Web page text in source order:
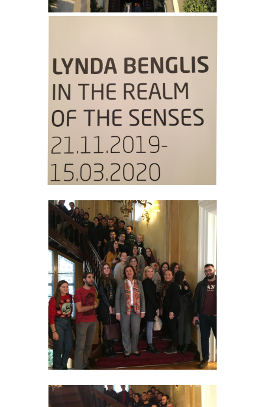
ΠΡΟΟΠΤΙΚΕΣ ΑΠΑΣΧΟΛΗΣΗΣ
ΚΑΙΝΟΤΟΜΕΣ ΔΡΑΣΕΙΣ
ΕΚΠΑΙΔΕΥΟΝΤΑΣ ΕΚΠΑΙΔΕΥΤΙΚΟΥΣ ΜΕΣΑ
ΑΠΟ ΤΗΝ ΤΕΧΝΗ - TEPART AUEB
ΨΗΦΙΑΚΟΣ ΧΩΡΟΣ ΤΕΧΝΗΣ - TEPART AUEB
ΕΚΠΑΙΔΕΥΣΗ, ΕΠΙΧΕΙΡΗΜΑΤΙΚΟΤΗΤΑ &
ΠΟΛΙΤΙΣΜΟΣ
ΠΑΙΔΑΓΩΓΙΚΑ ΡΕΥΜΑΤΑ - ΣΕΛΕΣΤΕΝ ΦΡΕΝΕ
ΜΑΘΗΜΑΤΑ ΖΩΗΣ ΣΤΟ ΣΧΟΛΕΙΟ Ι & ΙΙ
ΕΛΕΥΣΙΝΑ 2023: ΤΟ ΠΝΕΥΜΑΤΙΚΟ
ΚΕΦΑΛΑΙΟ ΤΟΥ ΟΠΑ
ΕΡΕΥΝΑ
ΕΠΙΣΤΗΜΟΝΙΚΗ ΟΜΑΔΑ
ΔΙΕΘΝΕΙΣ & ΕΓΧΩΡΙΕΣ ΣΥΝΕΡΓΑΣΙΕΣ
ΣΥΜΜΕΤΟΧΗ ΣΕ ΣΥΝΕΔΡΙΑ